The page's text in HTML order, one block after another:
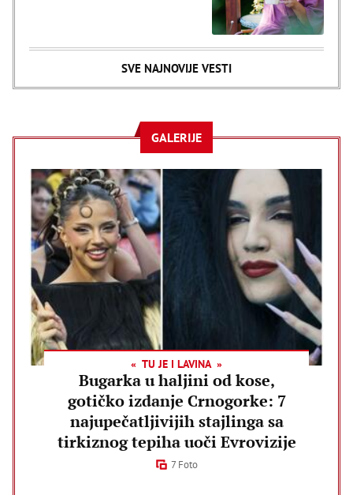
SVE NAJNOVIJE VESTI
GALERIJE
TU JE I LAVINA
Bugarka u haljini od kose,
gotičko izdanje Crnogorke: 7
najupečatljivijih stajlinga sa
tirkiznog tepiha uoči Evrovizije
7 Foto